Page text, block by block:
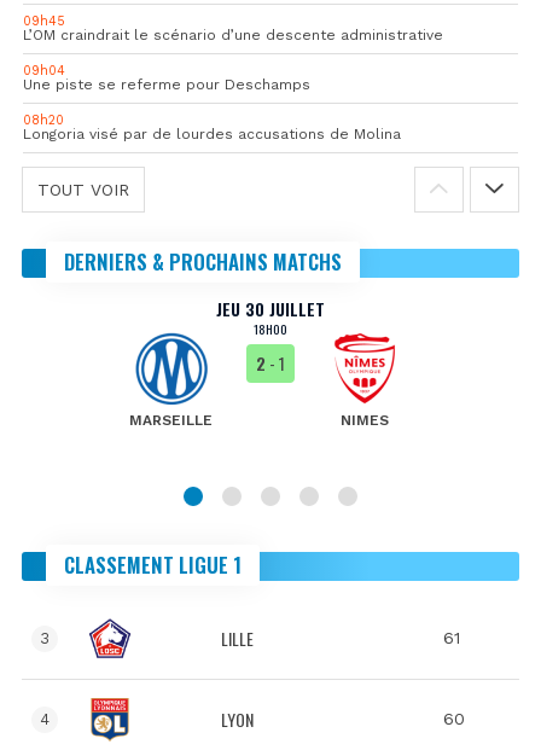
09h45
L’OM craindrait le scénario d’une descente administrative
09h04
Une piste se referme pour Deschamps
08h20
Longoria visé par de lourdes accusations de Molina
TOUT VOIR
DERNIERS & PROCHAINS MATCHS
JEU 30 JUILLET
18H00
MARSEILLE
2 - 1
NIMES
CLASSEMENT LIGUE 1
3 LILLE 61
4 LYON 60